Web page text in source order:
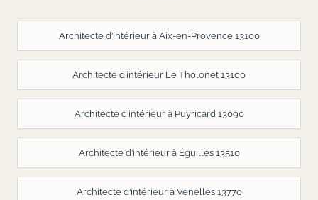
Architecte d’intérieur à Aix-en-Provence 13100
Architecte d’intérieur Le Tholonet 13100
Architecte d’intérieur à Puyricard 13090
Architecte d’intérieur à Éguilles 13510
Architecte d’intérieur à Venelles 13770